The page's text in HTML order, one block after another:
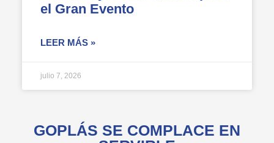
el Gran Evento
LEER MÁS »
julio 7, 2026
GOPLÁS SE COMPLACE EN